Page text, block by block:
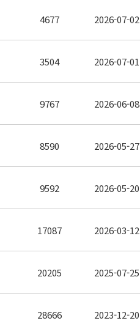
4677 2026-07-02
3504 2026-07-01
9767 2026-06-08
8590 2026-05-27
9592 2026-05-20
17087 2026-03-12
20205 2025-07-25
28666 2023-12-20